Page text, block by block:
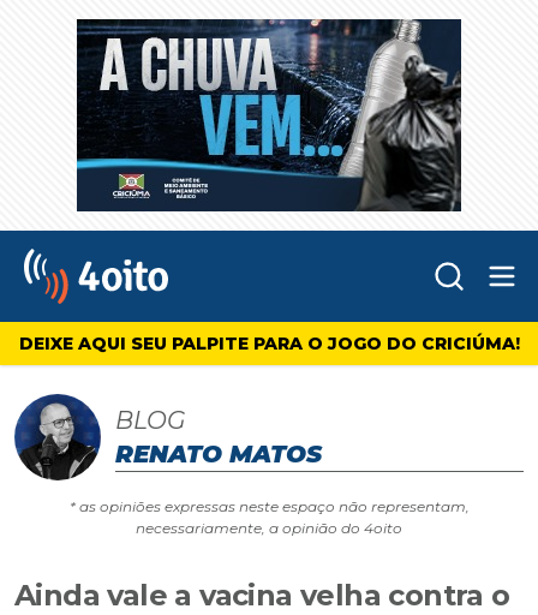
4oito
DEIXE AQUI SEU PALPITE PARA O JOGO DO CRICIÚMA!
BLOG
RENATO MATOS
* as opiniões expressas neste espaço não representam,
necessariamente, a opinião do 4oito
Ainda vale a vacina velha contra o